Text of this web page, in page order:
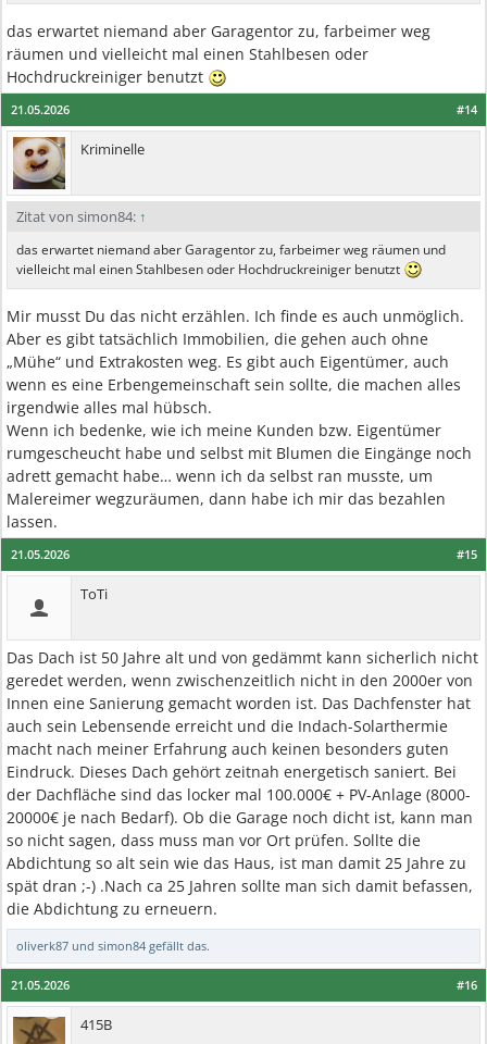
das erwartet niemand aber Garagentor zu, farbeimer weg
räumen und vielleicht mal einen Stahlbesen oder
Hochdruckreiniger benutzt
#14
21.05.2026
Kriminelle
Zitat von simon84: ↑
das erwartet niemand aber Garagentor zu, farbeimer weg räumen und
vielleicht mal einen Stahlbesen oder Hochdruckreiniger benutzt
Mir musst Du das nicht erzählen. Ich finde es auch unmöglich.
Aber es gibt tatsächlich Immobilien, die gehen auch ohne
„Mühe“ und Extrakosten weg. Es gibt auch Eigentümer, auch
wenn es eine Erbengemeinschaft sein sollte, die machen alles
irgendwie alles mal hübsch.
Wenn ich bedenke, wie ich meine Kunden bzw. Eigentümer
rumgescheucht habe und selbst mit Blumen die Eingänge noch
adrett gemacht habe… wenn ich da selbst ran musste, um
Malereimer wegzuräumen, dann habe ich mir das bezahlen
lassen.
#15
21.05.2026
ToTi
Das Dach ist 50 Jahre alt und von gedämmt kann sicherlich nicht
geredet werden, wenn zwischenzeitlich nicht in den 2000er von
Innen eine Sanierung gemacht worden ist. Das Dachfenster hat
auch sein Lebensende erreicht und die Indach-Solarthermie
macht nach meiner Erfahrung auch keinen besonders guten
Eindruck. Dieses Dach gehört zeitnah energetisch saniert. Bei
der Dachfläche sind das locker mal 100.000€ + PV-Anlage (8000-
20000€ je nach Bedarf). Ob die Garage noch dicht ist, kann man
so nicht sagen, dass muss man vor Ort prüfen. Sollte die
Abdichtung so alt sein wie das Haus, ist man damit 25 Jahre zu
spät dran ;-) .Nach ca 25 Jahren sollte man sich damit befassen,
die Abdichtung zu erneuern.
oliverk87 und simon84 gefällt das.
#16
21.05.2026
415B